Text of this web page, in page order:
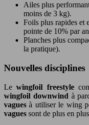
Ailes plus
moins de 3 kg).
Foils plus rapides et
pointe de 10% par
Planches plus
la pratique).
Nouvelles disciplines
Lewingfoil freestyle
wingfoil downwind à
vaguesà utiliser le wing
vagues sont de plus en